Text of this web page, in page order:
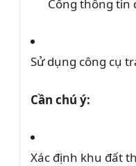
Cổng thông tin
Sử dụng công cụ
Cần chú ý:
Xác định khu đất